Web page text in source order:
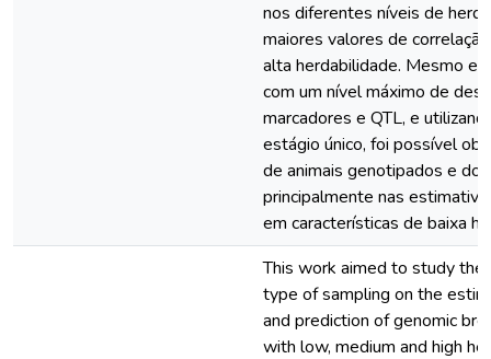
nos diferentes níveis de
maiores valores de
alta herdabilidade. Mesmo
com um nível máximo de
marcadores e QTL, e
estágio único, foi possível
de animais genotipados e do
principalmente nas
em características de baixa
This work aimed to study
type of sampling on the
and prediction of genomic
with low, medium and high